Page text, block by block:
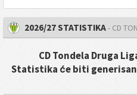
2026/27 STATISTIKA- CD
CD Tondela Druga
Statistika će biti